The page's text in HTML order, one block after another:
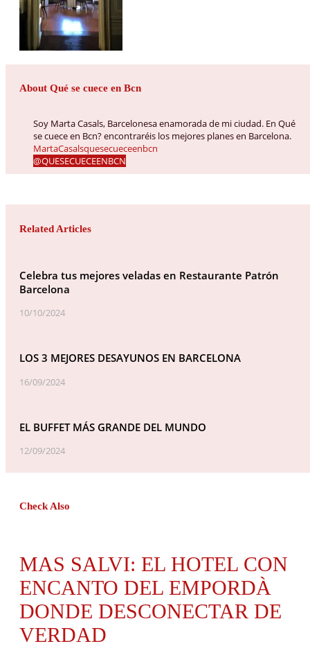
About Qué se cuece en Bcn
Soy Marta Casals, Barcelonesa enamorada de mi ciudad. En Qué
se cuece en Bcn? encontraréis los mejores planes en Barcelona.
MartaCasalsquesecueceenbcn
@QUESECUECEENBCN
Related Articles
Celebra tus mejores veladas en Restaurante Patrón
Barcelona
10/10/2024
LOS 3 MEJORES DESAYUNOS EN BARCELONA
16/09/2024
EL BUFFET MÁS GRANDE DEL MUNDO
12/09/2024
Check Also
MAS SALVI: EL HOTEL CON
ENCANTO DEL EMPORDÀ
DONDE DESCONECTAR DE
VERDAD